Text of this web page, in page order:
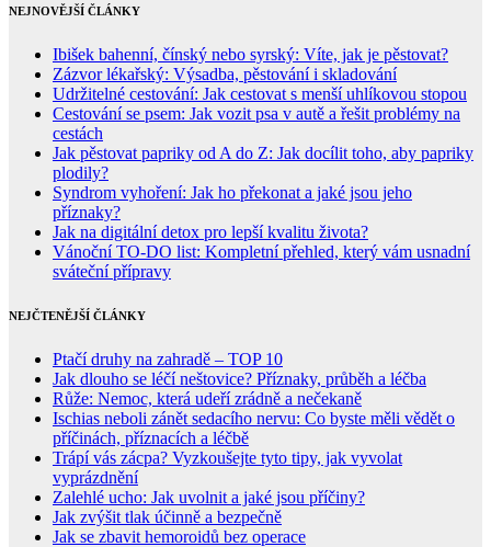
NEJNOVĚJŠÍ ČLÁNKY
Ibišek bahenní, čínský nebo syrský: Víte, jak je pěstovat?
Zázvor lékařský: Výsadba, pěstování i skladování
Udržitelné cestování: Jak cestovat s menší uhlíkovou stopou
Cestování se psem: Jak vozit psa v autě a řešit problémy na
cestách
Jak pěstovat papriky od A do Z: Jak docílit toho, aby papriky
plodily?
Syndrom vyhoření: Jak ho překonat a jaké jsou jeho
příznaky?
Jak na digitální detox pro lepší kvalitu života?
Vánoční TO-DO list: Kompletní přehled, který vám usnadní
sváteční přípravy
NEJČTENĚJŠÍ ČLÁNKY
Ptačí druhy na zahradě – TOP 10
Jak dlouho se léčí neštovice? Příznaky, průběh a léčba
Růže: Nemoc, která udeří zrádně a nečekaně
Ischias neboli zánět sedacího nervu: Co byste měli vědět o
příčinách, příznacích a léčbě
Trápí vás zácpa? Vyzkoušejte tyto tipy, jak vyvolat
vyprázdnění
Zalehlé ucho: Jak uvolnit a jaké jsou příčiny?
Jak zvýšit tlak účinně a bezpečně
Jak se zbavit hemoroidů bez operace